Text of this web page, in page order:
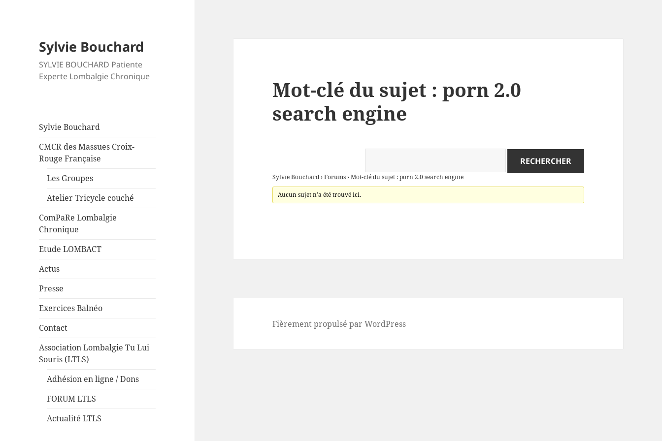
Sylvie Bouchard
SYLVIE BOUCHARD Patiente
Experte Lombalgie Chronique
Sylvie Bouchard
CMCR des Massues Croix-
Rouge Française
Les Groupes
Atelier Tricycle couché
ComPaRe Lombalgie
Chronique
Etude LOMBACT
Actus
Presse
Exercices Balnéo
Contact
Association Lombalgie Tu Lui
Souris (LTLS)
Adhésion en ligne / Dons
FORUM LTLS
Actualité LTLS
Mot-clé du sujet : porn 2.0
search engine
Sylvie Bouchard ›Forums ›Mot-clé du sujet : porn 2.0 search engine
Aucun sujet n’a été trouvé ici.
Fièrement propulsé par WordPress